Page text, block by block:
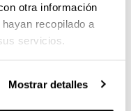
otra información
recopilado a
servicios.
Mostrar detalles
que os resulta de
Podéisconsultar aquí
y posgrados